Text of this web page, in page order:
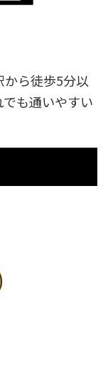
から徒歩5分以
も通いやすい